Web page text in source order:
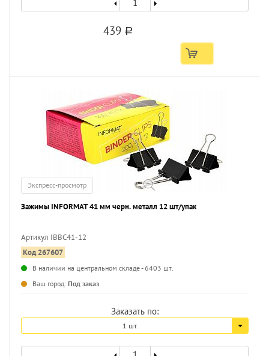
439 a
Экспресс-просмотр
Зажимы INFORMAT 41 мм черн. металл 12 шт/упак
Артикул IBBC41-12
Код 267607
В наличии на центральном складе - 6403 шт.
Ваш город: Под заказ
Заказать по:
1 шт.